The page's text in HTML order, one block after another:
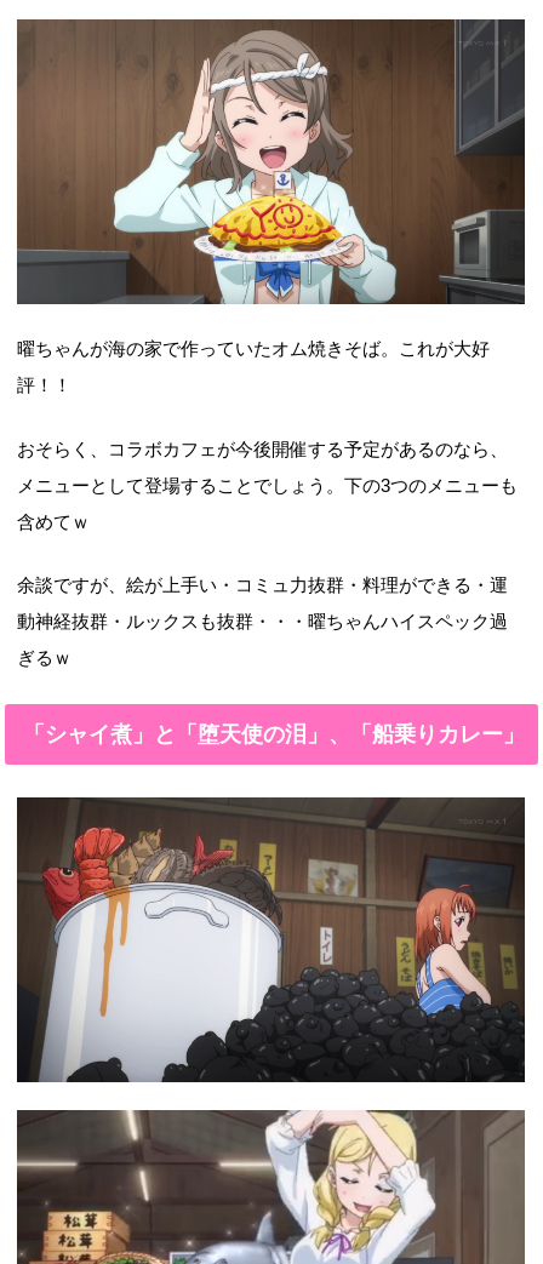
曜ちゃんが海の家で作っていたオム焼きそば。これが大好
評！！
おそらく、コラボカフェが今後開催する予定があるのなら、
メニューとして登場することでしょう。下の3つのメニューも
含めてｗ
余談ですが、絵が上手い・コミュ力抜群・料理ができる・運
動神経抜群・ルックスも抜群・・・曜ちゃんハイスペック過
ぎるｗ
「シャイ煮」と「堕天使の泪」、「船乗りカレー」